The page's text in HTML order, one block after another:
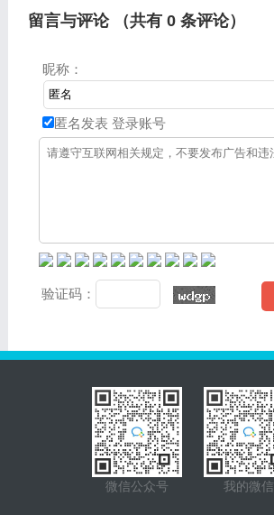
留言与评论 （共有 0条评论）
昵称：
匿名发表 登录账号
验证码：
微信公众号 我的微信